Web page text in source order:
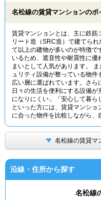
名松線の賃貸マンションのポ
賃貸マンションとは、主に鉄筋
リート造（SRC造）で建てら
て以上の建物が多いのが特徴で
いるため、遮音性や耐震性に
まいとして人気があります。
ュリティ設備が整っている物件
広い層に選ばれています。さら
日々の生活を便利にする設備
になりにくい」「安心して暮ら
といった方には、賃貸マンシ
に合った物件を比較しながら、
名松線の賃貸マ
沿線・住所から探す
名松線